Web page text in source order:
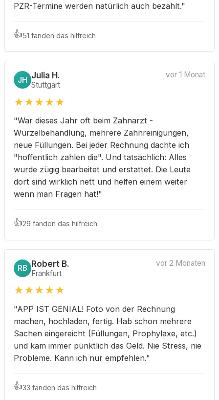
PZR-Termine werden natürlich auch bezahlt."
👍51 fanden das hilfreich
JH Julia H.
Stuttgart
vor 1 Monat
★★★★★
"War dieses Jahr oft beim Zahnarzt -
Wurzelbehandlung, mehrere Zahnreinigungen,
neue Füllungen. Bei jeder Rechnung dachte ich
"hoffentlich zahlen die". Und tatsächlich: Alles
wurde zügig bearbeitet und erstattet. Die Leute
dort sind wirklich nett und helfen einem weiter
wenn man Fragen hat!"
👍29 fanden das hilfreich
RB Robert B.
Frankfurt
vor 2 Monaten
★★★★★
"APP IST GENIAL! Foto von der Rechnung
machen, hochladen, fertig. Hab schon mehrere
Sachen eingereicht (Füllungen, Prophylaxe, etc.)
und kam immer pünktlich das Geld. Nie Stress, nie
Probleme. Kann ich nur empfehlen."
👍33 fanden das hilfreich